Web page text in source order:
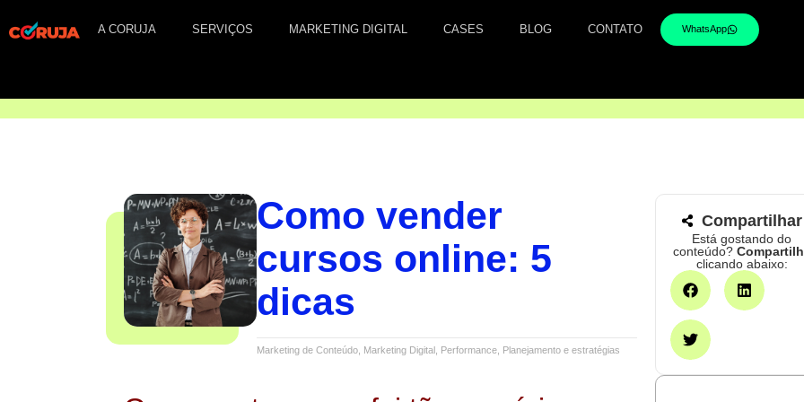
A CORUJA SERVIÇOS MARKETING DIGITAL CASES BLOG CONTATO WhatsApp
Como vender
cursos online: 5
dicas
Marketing de Conteúdo Marketing Digital Performance Planejamento e estratégias
Compartilhar
Está gostando do
conteúdo?
clicando abaixo: